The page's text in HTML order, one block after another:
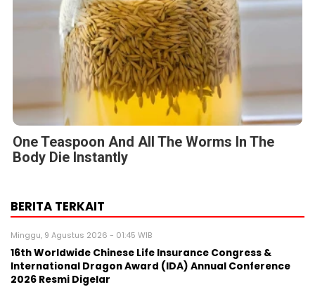
One Teaspoon And All The Worms In The
Body Die Instantly
BERITA TERKAIT
Minggu, 9 Agustus 2026 - 01:45 WIB
16th Worldwide Chinese Life Insurance Congress &
International Dragon Award (IDA) Annual Conference
2026 Resmi Digelar